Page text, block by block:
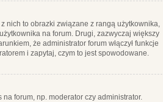
nich to obrazki związane z rangą użytkownika,
na forum. Drugi, zazwyczaj większy
że administrator forum włączył funkcje
i zapytaj, czym to jest spowodowane.
forum, np. moderator czy administrator.